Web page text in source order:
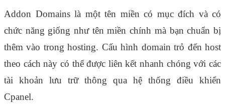
Addon Domains là một tên miền có mục đích và có
chức năng giống như tên miền chính mà bạn chuẩn bị
thêm vào trong hosting. Cấu hình domain trỏ đến host
theo cách này có thể được liên kết nhanh chóng với các
tài khoản lưu trữ thông qua hệ thống điều khiển
Cpanel.